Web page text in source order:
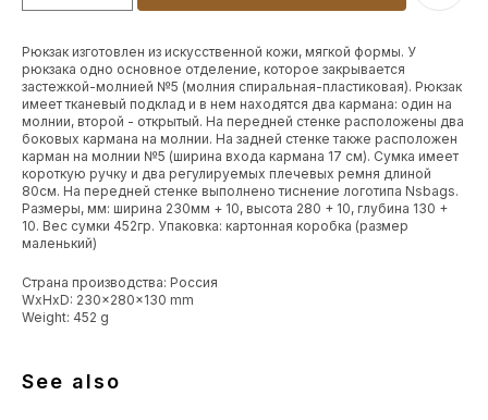
Рюкзак изготовлен из искусственной кожи, мягкой формы. У
рюкзака одно основное отделение, которое закрывается
застежкой-молнией №5 (молния спиральная-пластиковая). Рюкзак
имеет тканевый подклад и в нем находятся два кармана: один на
молнии, второй - открытый. На передней стенке расположены два
боковых кармана на молнии. На задней стенке также расположен
карман на молнии №5 (ширина входа кармана 17 см). Сумка имеет
короткую ручку и два регулируемых плечевых ремня длиной
80см. На передней стенке выполнено тиснение логотипа Nsbags.
Размеры, мм: ширина 230мм + 10, высота 280 + 10, глубина 130 +
10. Вес сумки 452гр. Упаковка: картонная коробка (размер
маленький)
Страна производства: Россия
WxHxD: 230x280x130 mm
Weight: 452 g
See also